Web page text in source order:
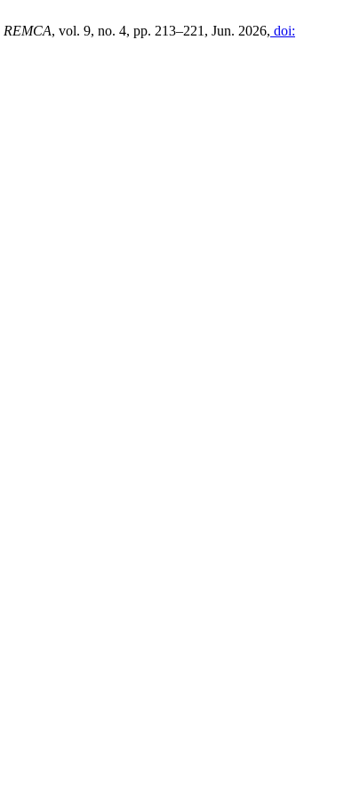
REMCA, vol. 9, no. 4, pp. 213–221, Jun. 2026, doi: